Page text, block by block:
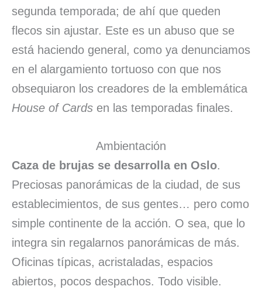
segunda temporada; de ahí que queden
flecos sin ajustar. Este es un abuso que se
está haciendo general, como ya denunciamos
en el alargamiento tortuoso con que nos
obsequiaron los creadores de la emblemática
House of Cards en las temporadas finales.
Ambientación
Caza de brujas se desarrolla en Oslo.
Preciosas panorámicas de la ciudad, de sus
establecimientos, de sus gentes… pero como
simple continente de la acción. O sea, que lo
integra sin regalarnos panorámicas de más.
Oficinas típicas, acristaladas, espacios
abiertos, pocos despachos. Todo visible.